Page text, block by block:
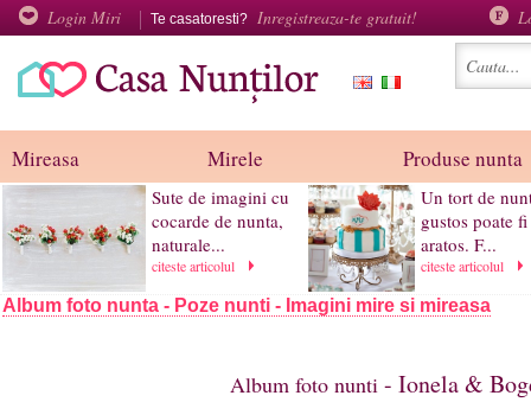
Login Miri Te casatoresti? Inregistreaza-te gratuit!
Mireasa Mirele Produse nunta
Sute de imagini cu
cocarde de nunta,
naturale...
citeste articolul
Un tort de
gustos poate
aratos. F...
citeste articolul
Album foto nunta - Poze nunti - Imagini mire si mireasa
Album foto nunti - Ionela &